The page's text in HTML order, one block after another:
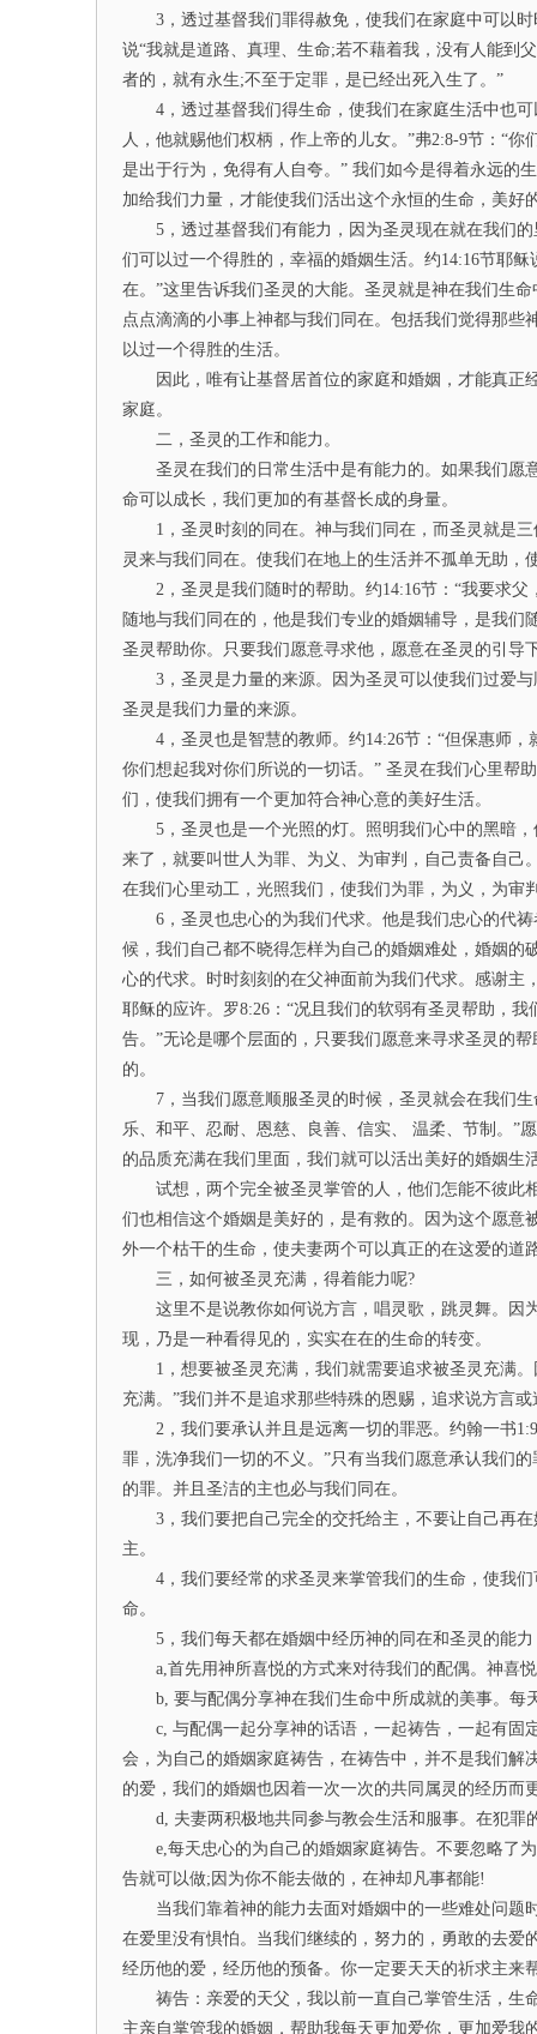
3，透过基督我们罪得赦免，使我们在家庭中可以时
说“我就是道路、真理、生命;若不藉着我，没有人能到
者的，就有永生;不至于定罪，是已经出死入生了。”
4，透过基督我们得生命，使我们在家庭生活中也可
人，他就赐他们权柄，作上帝的儿女。”弗2:8-9节：“
是出于行为，免得有人自夸。” 我们如今是得着永远的
加给我们力量，才能使我们活出这个永恒的生命，美好
5，透过基督我们有能力，因为圣灵现在就在我们的
们可以过一个得胜的，幸福的婚姻生活。约14:16节耶
在。”这里告诉我们圣灵的大能。圣灵就是神在我们生
点点滴滴的小事上神都与我们同在。包括我们觉得那
以过一个得胜的生活。
因此，唯有让基督居首位的家庭和婚姻，才能真正
家庭。
二，圣灵的工作和能力。
圣灵在我们的日常生活中是有能力的。如果我们愿
命可以成长，我们更加的有基督长成的身量。
1，圣灵时刻的同在。神与我们同在，而圣灵就是三
灵来与我们同在。使我们在地上的生活并不孤单无助，
2，圣灵是我们随时的帮助。约14:16节：“我要求父
随地与我们同在的，他是我们专业的婚姻辅导，是我
圣灵帮助你。只要我们愿意寻求他，愿意在圣灵的引导
3，圣灵是力量的来源。因为圣灵可以使我们过爱与
圣灵是我们力量的来源。
4，圣灵也是智慧的教师。约14:26节：“但保惠师，
你们想起我对你们所说的一切话。” 圣灵在我们心里帮
们，使我们拥有一个更加符合神心意的美好生活。
5，圣灵也是一个光照的灯。照明我们心中的黑暗，
来了，就要叫世人为罪、为义、为审判，自己责备自己
在我们心里动工，光照我们，使我们为罪，为义，为
6，圣灵也忠心的为我们代求。他是我们忠心的代祷
候，我们自己都不晓得怎样为自己的婚姻难处，婚姻
心的代求。时时刻刻的在父神面前为我们代求。感谢
耶稣的应许。罗8:26：“况且我们的软弱有圣灵帮助，
告。”无论是哪个层面的，只要我们愿意来寻求圣灵的
的。
7，当我们愿意顺服圣灵的时候，圣灵就会在我们生
乐、和平、忍耐、恩慈、良善、信实、 温柔、节制。”
的品质充满在我们里面，我们就可以活出美好的婚姻生
试想，两个完全被圣灵掌管的人，他们怎能不彼此
们也相信这个婚姻是美好的，是有救的。因为这个愿
外一个枯干的生命，使夫妻两个可以真正的在这爱的道
三，如何被圣灵充满，得着能力呢?
这里不是说教你如何说方言，唱灵歌，跳灵舞。因
现，乃是一种看得见的，实实在在的生命的转变。
1，想要被圣灵充满，我们就需要追求被圣灵充满。
充满。”我们并不是追求那些特殊的恩赐，追求说方言
2，我们要承认并且是远离一切的罪恶。约翰一书
罪，洗净我们一切的不义。”只有当我们愿意承认我们
的罪。并且圣洁的主也必与我们同在。
3，我们要把自己完全的交托给主，不要让自己再在
主。
4，我们要经常的求圣灵来掌管我们的生命，使我们
命。
5，我们每天都在婚姻中经历神的同在和圣灵的能力
a,首先用神所喜悦的方式来对待我们的配偶。神喜
b, 要与配偶分享神在我们生命中所成就的美事。每
c, 与配偶一起分享神的话语，一起祷告，一起有固
会，为自己的婚姻家庭祷告，在祷告中，并不是我们
的爱，我们的婚姻也因着一次一次的共同属灵的经历而
d, 夫妻两积极地共同参与教会生活和服事。在犯罪
e,每天忠心的为自己的婚姻家庭祷告。不要忽略了为
告就可以做;因为你不能去做的，在神却凡事都能!
当我们靠着神的能力去面对婚姻中的一些难处问题
在爱里没有惧怕。当我们继续的，努力的，勇敢的去
经历他的爱，经历他的预备。你一定要天天的祈求主来
祷告：亲爱的天父，我以前一直自己掌管生活，生
主亲自掌管我的婚姻，帮助我每天更加爱你，更加爱